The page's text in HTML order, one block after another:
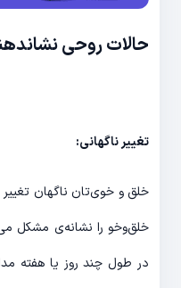
حالات روحی
تغییر ناگهانی:
خلق و خوی‌تان ناگهان
خلق‌وخو را نشانه‌ی مشکل
در طول چند روز یا هفته